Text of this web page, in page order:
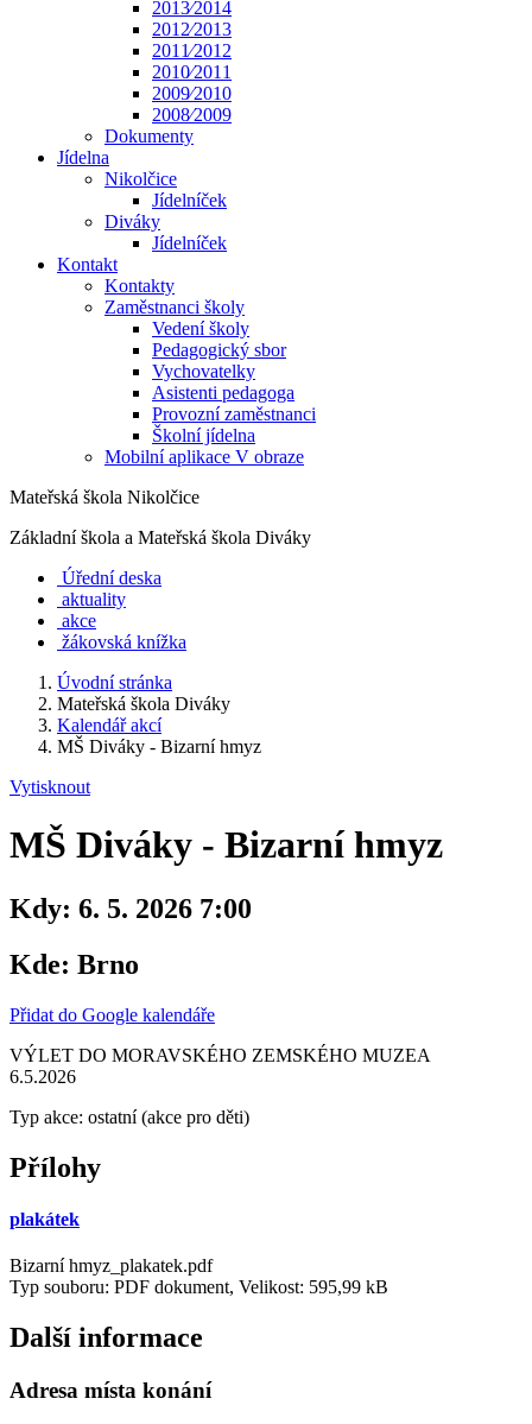
2013⁄2014
2012⁄2013
2011⁄2012
2010⁄2011
2009⁄2010
2008⁄2009
Dokumenty
Jídelna
Nikolčice
Jídelníček
Diváky
Jídelníček
Kontakt
Kontakty
Zaměstnanci školy
Vedení školy
Pedagogický sbor
Vychovatelky
Asistenti pedagoga
Provozní zaměstnanci
Školní jídelna
Mobilní aplikace V obraze
Mateřská škola Nikolčice
Základní škola a Mateřská škola Diváky
Úřední deska
aktuality
akce
žákovská knížka
Úvodní stránka
Mateřská škola Diváky
Kalendář akcí
MŠ Diváky - Bizarní hmyz
Vytisknout
MŠ Diváky - Bizarní hmyz
Kdy: 6. 5. 2026 7:00
Kde: Brno
Přidat do Google kalendáře
VÝLET DO MORAVSKÉHO ZEMSKÉHO MUZEA
6.5.2026
Typ akce: ostatní (akce pro děti)
Přílohy
plakátek
Bizarní hmyz_plakatek.pdf
Typ souboru: PDF dokument, Velikost: 595,99 kB
Další informace
Adresa místa konání